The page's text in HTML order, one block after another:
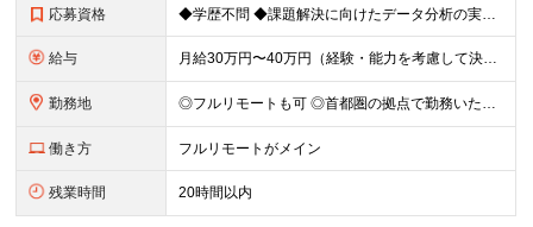
応募資格 ◆学歴不問 ◆課題解決に向けたデータ分析の実務経験 ※事業会社でのご経験をお持ちの方、 データ分析～プレゼンまでのご経験をお持ちの方は尚歓迎します ＜歓迎要件・求める人物像＞ ◎複雑な課題を整理し
給与 月給30万円〜40万円（経験・能力を考慮して決定） ※固定残業代20時間分（4.0〜5.5万円）含む／超過分は全額支給 ※経験・スキルを考慮のうえ決定いたします ※6ヶ月の試用期間あり。期間中の待遇に
勤務地 ◎フルリモートも可 ◎首都圏の拠点で勤務いただくことを想定しております ■本社（湘南本社） 神奈川県藤沢市辻堂神台2-2-1 アイクロス湘南8階 └JR東海道線「辻堂駅」徒歩3分 ■東北支社 秋田
働き方 フルリモートがメイン
残業時間 20時間以内